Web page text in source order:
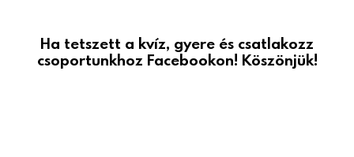
Ha tetszett a kvíz, gyere és csatlakozz
csoportunkhoz Facebookon! Köszönjük!